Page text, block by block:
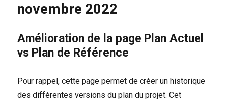
novembre 2022
Amélioration de la page Plan Actuel
vs Plan de Référence
Pour rappel, cette page permet de créer un historique
des différentes versions du plan du projet. Cet